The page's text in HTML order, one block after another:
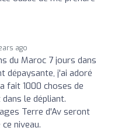
ago
du Maroc 7 jours dans
dépaysante, j'ai adoré
fait 1000 choses de
le dépliant.
Terre d'Av seront
niveau.